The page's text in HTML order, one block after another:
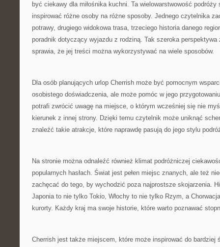
być ciekawy dla miłośnika kuchni. Ta wielowarstwowość
inspirować różne osoby na różne sposoby. Jednego czytelnika
potrawy, drugiego widokowa trasa, trzeciego historia danego
poradnik dotyczący wyjazdu z rodziną. Tak szeroka
sprawia, że jej treści można wykorzystywać na wiele sposobów.
Dla osób planujących urlop Cherrish może być pomocnym
osobistego doświadczenia, ale może pomóc w jego
potrafi zwrócić uwagę na miejsce, o którym wcześniej się nie
kierunek z innej strony. Dzięki temu czytelnik może uniknąć
znaleźć takie atrakcje, które naprawdę pasują do jego stylu
Na stronie można odnaleźć również klimat podróżniczej
popularnych hasłach. Świat jest pełen miejsc znanych, ale też
zachęcać do tego, by wychodzić poza najprostsze skojarzenia.
Japonia to nie tylko Tokio, Włochy to nie tylko Rzym, a
kurorty. Każdy kraj ma swoje historie, które warto poznawać
Cherrish jest także miejscem, które może inspirować do bardziej